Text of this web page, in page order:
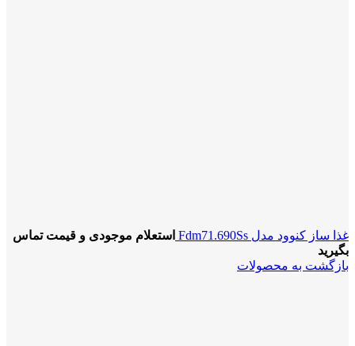
غذا ساز کنوود مدل Fdm71.690Ss
استعلام موجودی و قیمت تماس
بگیرید
بازگشت به محصولات